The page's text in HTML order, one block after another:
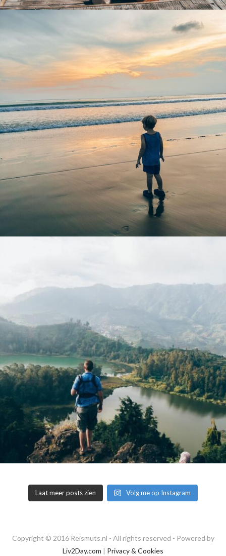
Laat meer posts zien Volg me op Instagram
Copyright © 2016 Reismuts.nl - All rights reserved - Powered by
Liv2Day.com | Privacy & Cookies